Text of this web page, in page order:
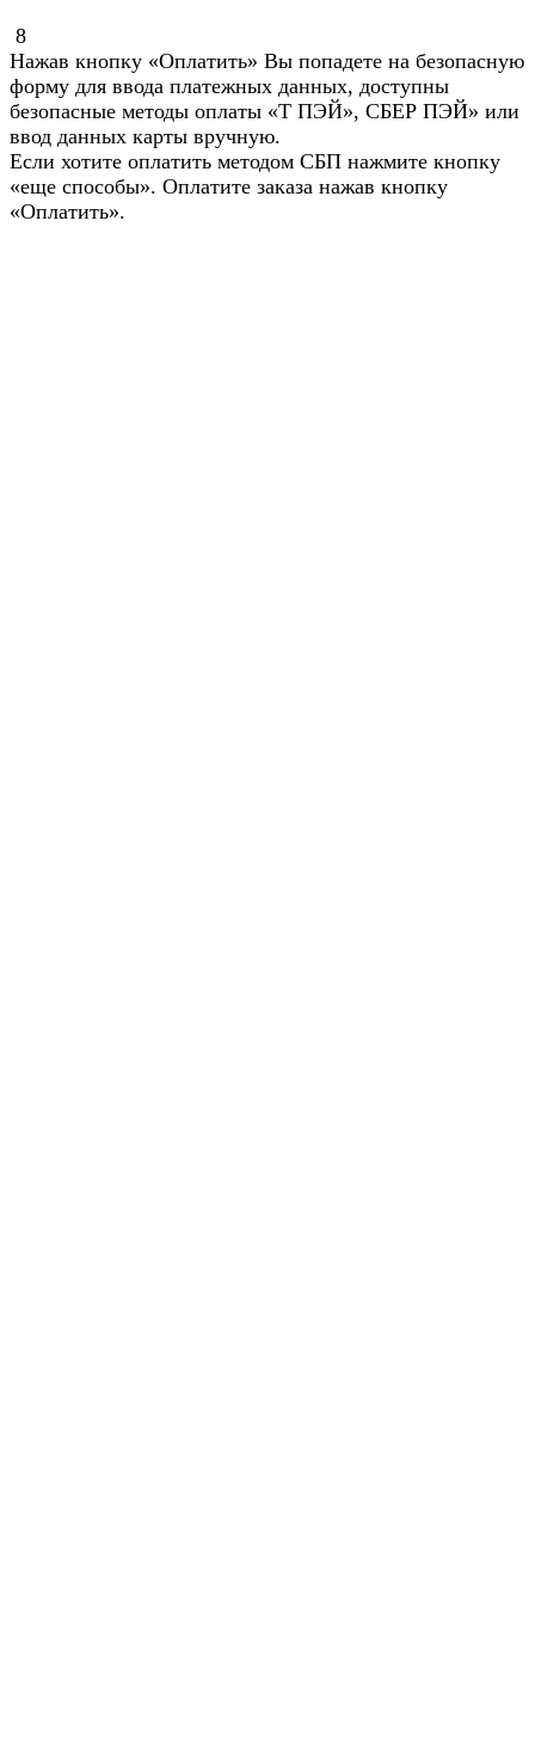
8
Нажав кнопку «Оплатить» Вы попадете на безопасную
форму для ввода платежных данных, доступны
безопасные методы оплаты «Т ПЭЙ», СБЕР ПЭЙ» или
ввод данных карты вручную.
Если хотите оплатить методом СБП нажмите кнопку
«еще способы». Оплатите заказа нажав кнопку
«Оплатить».